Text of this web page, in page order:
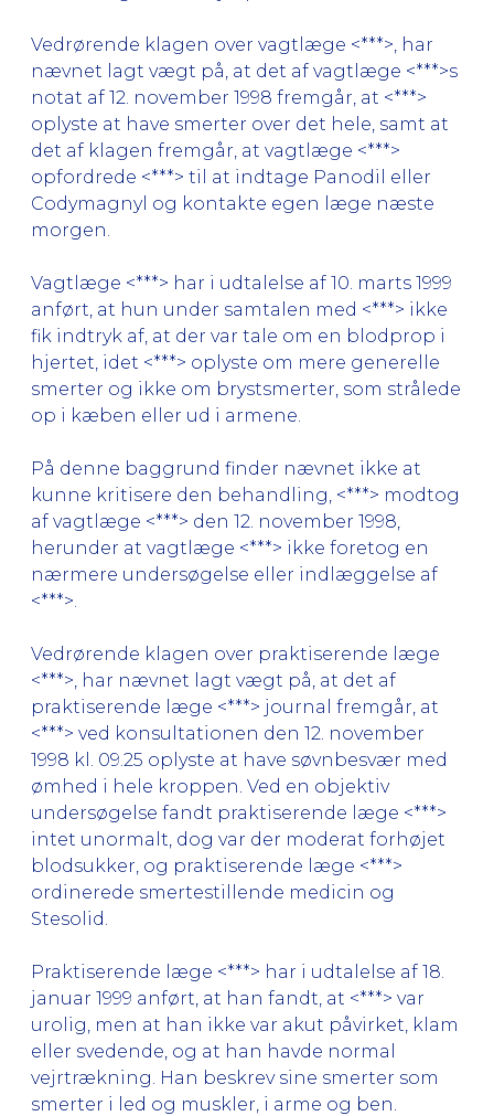
Vedrørende klagen over vagtlæge <***>, har
nævnet lagt vægt på, at det af vagtlæge <***>s
notat af 12. november 1998 fremgår, at <***>
oplyste at have smerter over det hele, samt at
det af klagen fremgår, at vagtlæge <***>
opfordrede <***> til at indtage Panodil eller
Codymagnyl og kontakte egen læge næste
morgen.
Vagtlæge <***> har i udtalelse af 10. marts 1999
anført, at hun under samtalen med <***> ikke
fik indtryk af, at der var tale om en blodprop i
hjertet, idet <***> oplyste om mere generelle
smerter og ikke om brystsmerter, som strålede
op i kæben eller ud i armene.
På denne baggrund finder nævnet ikke at
kunne kritisere den behandling, <***> modtog
af vagtlæge <***> den 12. november 1998,
herunder at vagtlæge <***> ikke foretog en
nærmere undersøgelse eller indlæggelse af
<***>.
Vedrørende klagen over praktiserende læge
<***>, har nævnet lagt vægt på, at det af
praktiserende læge <***> journal fremgår, at
<***> ved konsultationen den 12. november
1998 kl. 09.25 oplyste at have søvnbesvær med
ømhed i hele kroppen. Ved en objektiv
undersøgelse fandt praktiserende læge <***>
intet unormalt, dog var der moderat forhøjet
blodsukker, og praktiserende læge <***>
ordinerede smertestillende medicin og
Stesolid.
Praktiserende læge <***> har i udtalelse af 18.
januar 1999 anført, at han fandt, at <***> var
urolig, men at han ikke var akut påvirket, klam
eller svedende, og at han havde normal
vejrtrækning. Han beskrev sine smerter som
smerter i led og muskler, i arme og ben.